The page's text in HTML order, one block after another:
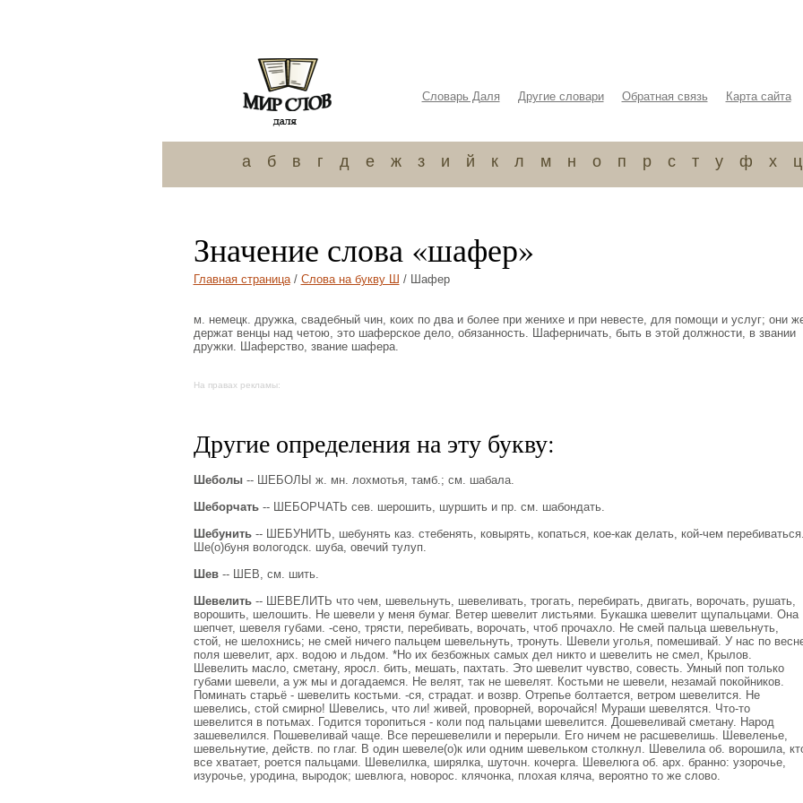
Словарь Даля Другие словари Обратная связь Карта сайта
а б в г д е ж з и й к л м н о п р с т у ф х ц
Значение слова «шафер»
Главная страница/ Слова на букву Ш / Шафер
м. немецк. дружка, свадебный чин, коих по два и более при женихе и при невесте, для помощи и услуг; они
держат венцы над четою, это шаферское дело, обязанность. Шаферничать, быть в этой должности, в звании
дружки. Шаферство, звание шафера.
На правах рекламы:
Другие определения на эту букву:
Шеболы-- ШЕБОЛЫ ж. мн. лохмотья, тамб.; см. шабала.
Шеборчать-- ШЕБОРЧАТЬ сев. шерошить, шуршить и пр. см. шабондать.
Шебунить-- ШЕБУНИТЬ, шебунять каз. стебенять, ковырять, копаться, кое-как делать, кой-чем перебиваться.
Ше(о)буня вологодск. шуба, овечий тулуп.
Шев-- ШЕВ, см. шить.
Шевелить-- ШЕВЕЛИТЬ что чем, шевельнуть, шевеливать, трогать, перебирать, двигать, ворочать, рушать,
ворошить, шелошить. Не шевели у меня бумаг. Ветер шевелит листьями. Букашка шевелит щупальцами. Она
шепчет, шевеля губами. -сено, трясти, перебивать, ворочать, чтоб прочахло. Не смей пальца шевельнуть,
стой, не шелохнись; не смей ничего пальцем шевельнуть, тронуть. Шевели уголья, помешивай. У нас по
поля шевелит, арх. водою и льдом. *Но их безбожных самых дел никто и шевелить не смел, Крылов.
Шевелить масло, сметану, яросл. бить, мешать, пахтать. Это шевелит чувство, совесть. Умный поп только
губами шевели, а уж мы и догадаемся. Не велят, так не шевелят. Костьми не шевели, незамай покойников.
Поминать старьё - шевелить костьми. -ся, страдат. и возвр. Отрепье болтается, ветром шевелится. Не
шевелись, стой смирно! Шевелись, что ли! живей, проворней, ворочайся! Мураши шевелятся. Что-то
шевелится в потьмах. Годится торопиться - коли под пальцами шевелится. Дошевеливай сметану. Народ
зашевелился. Пошевеливай чаще. Все перешевелили и перерыли. Его ничем не расшевелишь. Шевеленье,
шевельнутие, действ. по глаг. В один шевеле(о)к или одним шевельком столкнул. Шевелила об. ворошила,
все хватает, роется пальцами. Шевелилка, ширялка, шуточн. кочерга. Шевелюга об. арх. бранно: узорочье,
изурочье, уродина, выродок; шевлюга, новорос. клячонка, плохая кляча, вероятно то же слово.